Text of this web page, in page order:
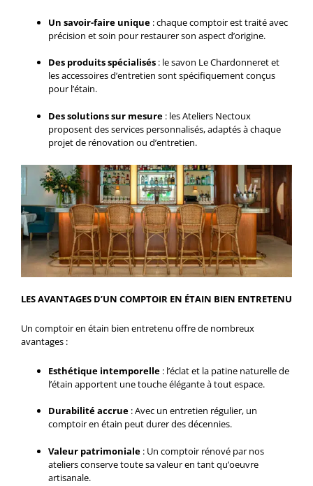
Un savoir-faire unique : chaque comptoir est traité avec
précision et soin pour restaurer son aspect d’origine.
Des produits spécialisés : le savon Le Chardonneret et
les accessoires d’entretien sont spécifiquement conçus
pour l’étain.
Des solutions sur mesure : les Ateliers Nectoux
proposent des services personnalisés, adaptés à chaque
projet de rénovation ou d’entretien.
LES AVANTAGES D’UN COMPTOIR EN ÉTAIN BIEN ENTRETENU
Un comptoir en étain bien entretenu offre de nombreux
avantages :
Esthétique intemporelle : l’éclat et la patine naturelle de
l’étain apportent une touche élégante à tout espace.
Durabilité accrue : Avec un entretien régulier, un
comptoir en étain peut durer des décennies.
Valeur patrimoniale : Un comptoir rénové par nos
ateliers conserve toute sa valeur en tant qu’oeuvre
artisanale.